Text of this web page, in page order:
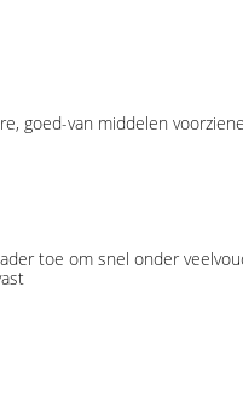
goed-van middelen
toe om snel onder